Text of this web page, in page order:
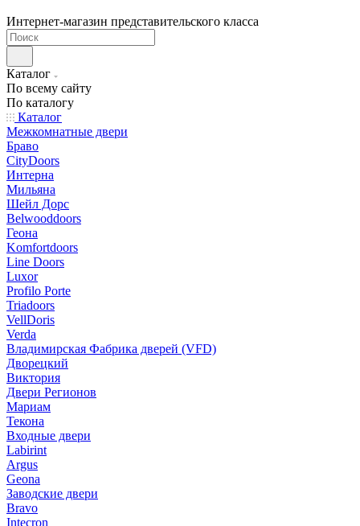
Интернет-магазин представительского класса
Каталог
По всему сайту
По каталогу
Каталог
Межкомнатные двери
Браво
CityDoors
Интерна
Мильяна
Шейл Дорс
Belwooddoors
Геона
Komfortdoors
Line Doors
Luxor
Profilo Porte
Triadoors
VellDoris
Verda
Владимирская Фабрика дверей (VFD)
Дворецкий
Виктория
Двери Регионов
Мариам
Текона
Входные двери
Labirint
Argus
Geona
Заводские двери
Bravo
Intecron